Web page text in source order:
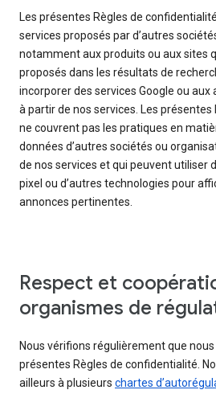
Les présentes Règles de
services proposés par d’autres
notamment aux produits ou aux sites
proposés dans les résultats de
incorporer des services Google ou aux
à partir de nos services. Les
ne couvrent pas les pratiques en
données d’autres sociétés ou
de nos services et qui peuvent utiliser
pixel ou d’autres technologies pour
annonces pertinentes.
Respect et
organismes de
Nous vérifions régulièrement que
présentes Règles de confidentialité.
ailleurs à plusieurs chartes